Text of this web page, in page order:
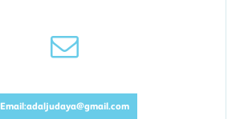
Email:adaljudaya@gmail.com